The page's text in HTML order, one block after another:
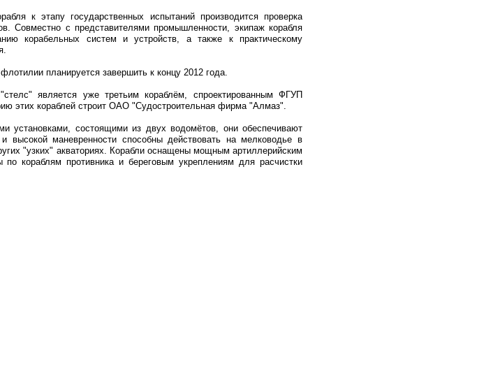
к этапу государственных испытаний производится проверка
Совместно с представителями промышленности, экипаж корабля
корабельных систем и устройств, а также к практическому
планируется завершить к концу 2012 года.
является уже третьим кораблём, спроектированным ФГУП
этих кораблей строит ОАО "Судостроительная фирма "Алмаз".
установками, состоящими из двух водомётов, они обеспечивают
маневренности способны действовать на мелководье в
"узких" акваториях. Корабли оснащены мощным артиллерийским
кораблям противника и береговым укреплениям для расчистки